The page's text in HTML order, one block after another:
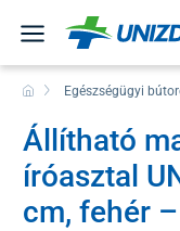
Egészségügyi
Állítható
íróasztal
cm, fehér